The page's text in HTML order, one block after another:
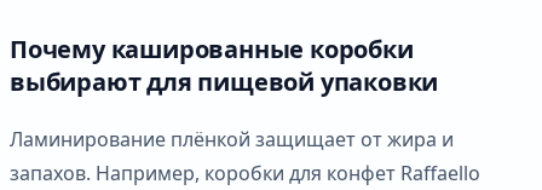
Почему кашированные коробки
выбирают для пищевой упаковки
Ламинирование плёнкой защищает от жира и
запахов. Например, коробки для конфет Raffaello